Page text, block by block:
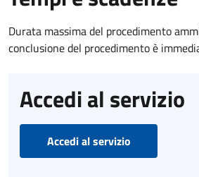
Durata massima del procedimento
conclusione del procedimento è
Accedi al servizio
Accedi al servizio